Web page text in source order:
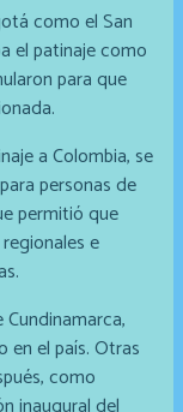
como el San
el patinaje como
para que
a Colombia, se
personas de
permitió que
e
en el país. Otras
como